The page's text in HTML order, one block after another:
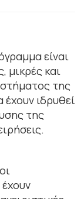
είναι
μικρές και
της
ιδρυθεί
της